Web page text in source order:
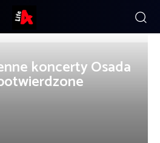
koncerty Osada